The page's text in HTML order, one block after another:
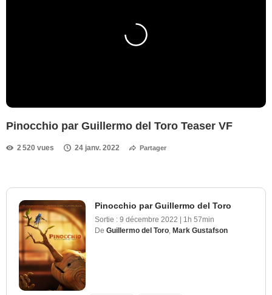
Pinocchio par Guillermo del Toro Teaser VF
2 520 vues 24 janv. 2022 Partager
Pinocchio par Guillermo del Toro
Sortie : 9 décembre 2022 | 1h 57min
De Guillermo del Toro Mark Gustafson